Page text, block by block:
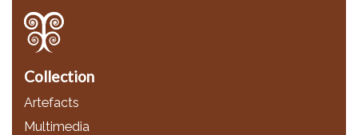
Collection
Artefacts
Multimedia